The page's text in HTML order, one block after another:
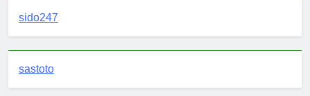
sido247
sastoto